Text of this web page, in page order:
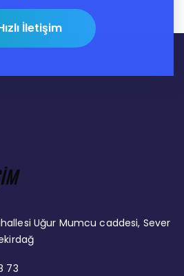
İletişim
Uğur Mumcu caddesi, Sever
73